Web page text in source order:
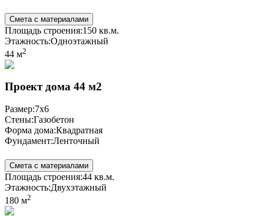
Смета с материалами
Площадь строения:150 кв.м.
Этажность:Одноэтажный
44 м2
Проект дома 44 м2
Размер:7x6
Стены:Газобетон
Форма дома:Квадратная
Фундамент:Ленточный
Смета с материалами
Площадь строения:44 кв.м.
Этажность:Двухэтажный
180 м2